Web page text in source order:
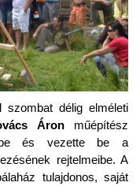
szombat délig elméleti
Áron műépítész
be és vezette be a
rejtelmeibe. A
tulajdonos, saját